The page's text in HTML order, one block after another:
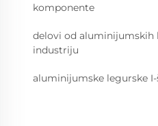
komponente
delovi od aluminijumskih
industriju
aluminijumske legurske